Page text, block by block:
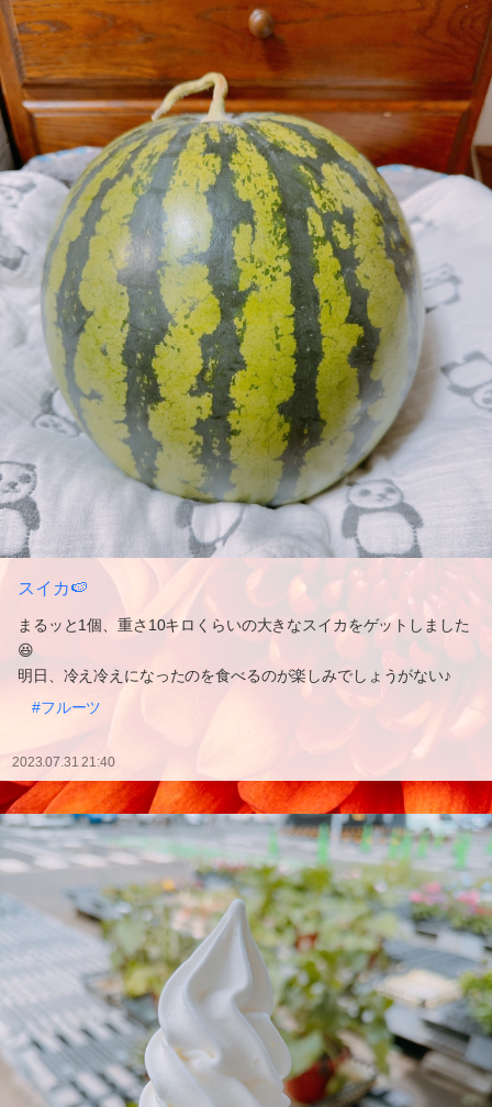
スイカ🍉
まるッと1個、重さ10キロくらいの大きなスイカをゲットしました
😆
明日、冷え冷えになったのを食べるのが楽しみでしょうがない♪
#フルーツ
2023.07.31 21:40